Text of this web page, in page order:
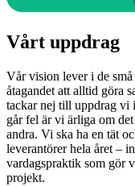
Vårt uppdrag
Vår vision lever i de
åtagandet att alltid göra
tackar nej till uppdrag vi
går fel är vi ärliga om
andra. Vi ska ha en tät
leverantörer hela året –
vardagspraktik som gör
projekt.